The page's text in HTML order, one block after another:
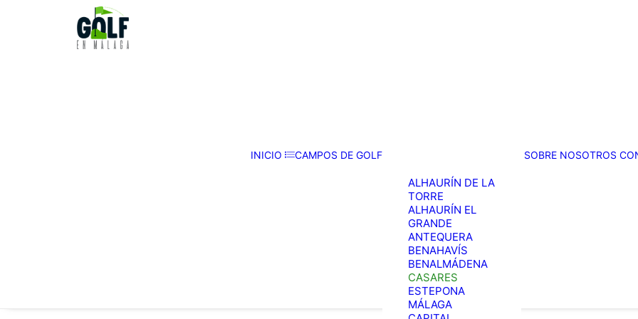
INICIO CAMPOS DE GOLF
ALHAURÍN DE LA
TORRE
ALHAURÍN EL
GRANDE
ANTEQUERA
BENAHAVÍS
BENALMÁDENA
CASARES
ESTEPONA
MÁLAGA
SOBRE NOSOTROS